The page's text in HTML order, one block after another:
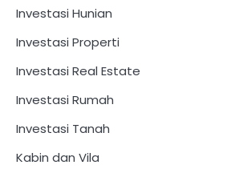
Investasi Hunian
Investasi Properti
Investasi Real Estate
Investasi Rumah
Investasi Tanah
Kabin dan Vila